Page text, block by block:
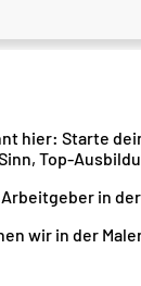
hier: Starte
Top-
in
wir in der